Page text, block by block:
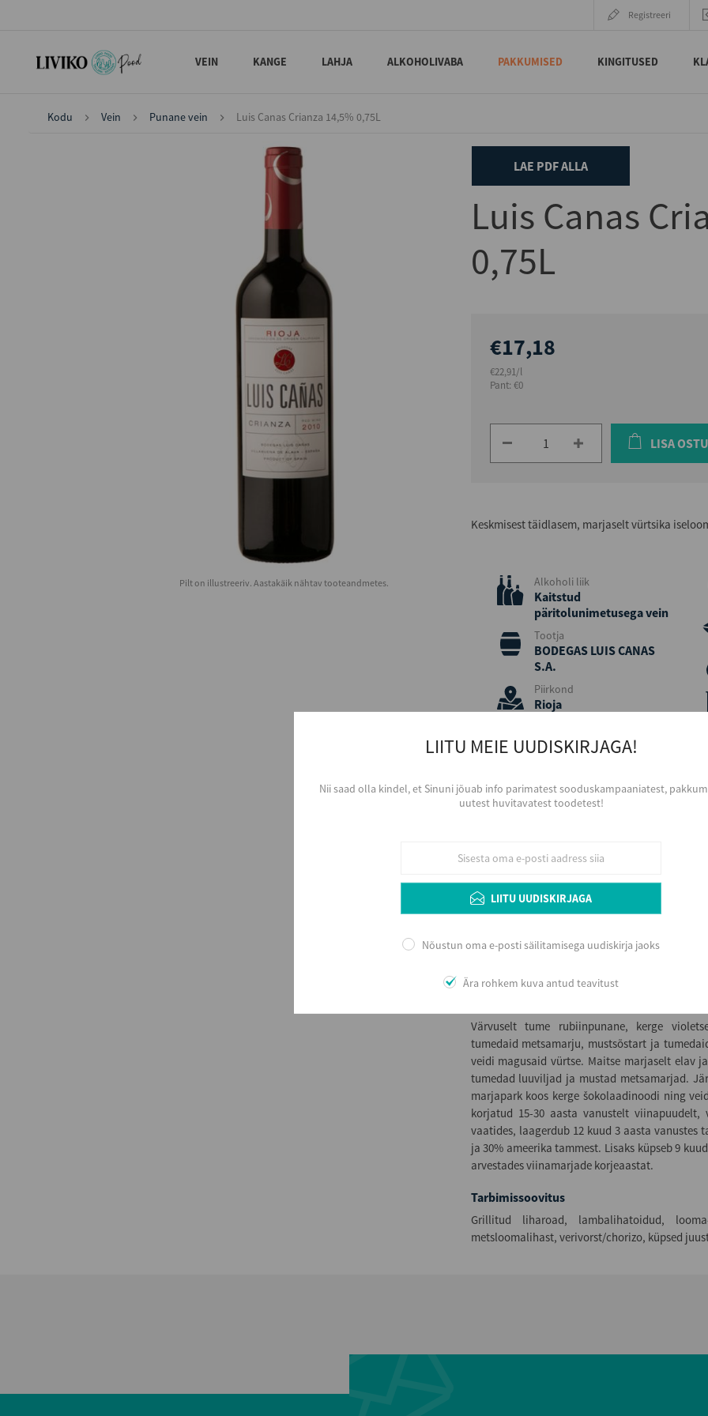
Registreeri
VEIN KANGE LAHJA ALKOHOLIVABA PAKKUMISED KINGITUSED
Kodu Vein Punane vein Luis Canas Crianza 14,5% 0,75L
Pilt on illustreeriv. Aastakäik nähtav tooteandmetes.
LAE PDF ALLA
Luis Canas
0,75L
€17,18
€22,91/l
Pant: €0
LISA
Keskmisest täidlasem, marjaselt vürtsika
Alkoholi liik
Kaitstud
päritolunimetusega vein
Tootja
BODEGAS LUIS CANAS
S.A.
Piirkond
Rioja
Hispaania
Aastakäik
Punane
Kergelt jahutatuna, 15 - 17 ºC, sihvaka
Arengupotentsiaal veinikeldris 2 - 6 aastat
Värvuselt tume rubiinpunane, kerge
tumedaid metsamarju, mustsõstart ja
veidi magusaid vürtse. Maitse marjaselt elav
tumedad luuviljad ja mustad metsamarjad.
marjapark koos kerge šokolaadinoodi ning
korjatud 15-30 aasta vanustelt viinapuudelt,
vaatides, laagerdub 12 kuud 3 aasta vanustes
ja 30% ameerika tammest. Lisaks küpseb 9
arvestades viinamarjade korjeaastat.
Tarbimissoovitus
Grillitud liharoad, lambalihatoidud,
metsloomalihast, verivorst/chorizo, küpsed
LIITU MEIE UUDISKIRJAGA!
Nii saad olla kindel, et Sinuni jõuab info parimatest sooduskampaaniatest,
uutest huvitavatest toodetest!
LIITU UUDISKIRJAGA
Nõustun oma e-posti säilitamisega uudiskirja jaoks
Ära rohkem kuva antud teavitust